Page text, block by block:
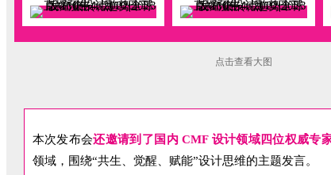
点击查看大图
本次发布会还邀请到了国内 CMF 设计领域四位权威专
领域，围绕“共生、觉醒、赋能”设计思维的主题发言。